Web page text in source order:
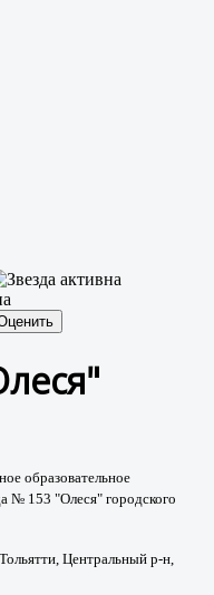
образовательное
№ 153 "Олеся" городского
Центральный р-н,